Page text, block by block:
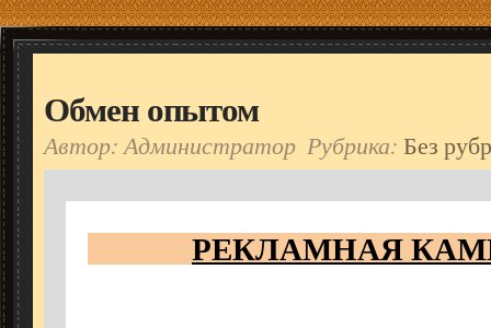
Обмен опытом
Автор: Администратор Рубрика: Без
РЕКЛАМНАЯ